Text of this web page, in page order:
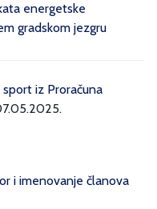
energetske
gradskom jezgru
iz Proračuna
i imenovanje članova